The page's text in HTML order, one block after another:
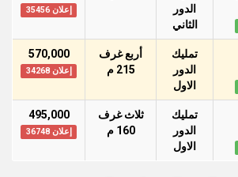
الدور
الثاني
إعلان 35456
تمليك
الدور
اﻻول
أربع غرف
215 م
570,000
إعلان 34268
تمليك
الدور
اﻻول
ثلاث غرف
160 م
495,000
إعلان 36748